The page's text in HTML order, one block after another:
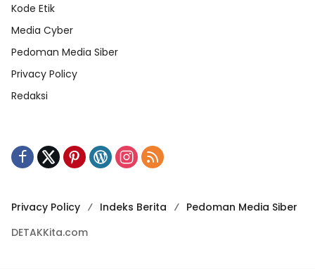
Kode Etik
Media Cyber
Pedoman Media Siber
Privacy Policy
Redaksi
Privacy Policy Indeks Berita
Pedoman Media Siber
DETAKKita.com